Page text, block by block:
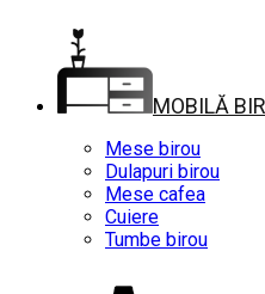
MOBILĂ
Mese birou
Dulapuri birou
Mese cafea
Cuiere
Tumbe birou